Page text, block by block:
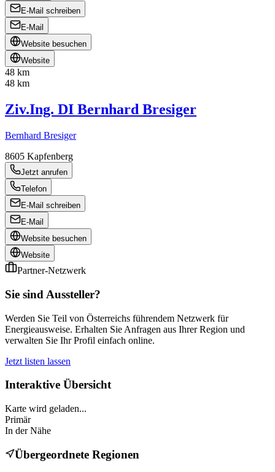
E-Mail schreiben
E-Mail
Website besuchen
Website
48 km
48 km
Ziv.Ing. DI Bernhard Bresiger
Bernhard Bresiger
8605 Kapfenberg
Jetzt anrufen
Telefon
E-Mail schreiben
E-Mail
Website besuchen
Website
Partner-Netzwerk
Sie sind Aussteller?
Werden Sie Teil von Österreichs führendem Netzwerk für
Energieausweise. Erhalten Sie Anfragen aus Ihrer Region und
verwalten Sie Ihr Profil einfach online.
Jetzt listen lassen
Interaktive Übersicht
Karte wird geladen...
Primär
In der Nähe
Übergeordnete Regionen